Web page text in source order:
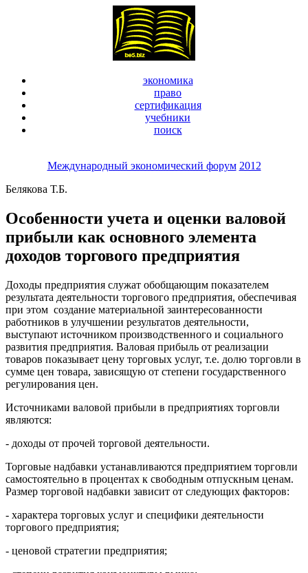
экономика
право
сертификация
учебники
поиск
Международный экономический форум 2012
Белякова Т.Б.
Особенности учета и оценки валовой
прибыли как основного элемента
доходов торгового предприятия
Доходы предприятия служат обобщающим показателем
результата деятельности торгового предприятия, обеспечивая
при этом создание материальной заинтересованности
работников в улучшении результатов деятельности,
выступают источником производственного и социального
развития предприятия. Валовая прибыль от реализации
товаров показывает цену торговых услуг, т.е. долю торговли в
сумме цен товара, зависящую от степени государственного
регулирования цен.
Источниками валовой прибыли в предприятиях торговли
являются:
- доходы от прочей торговой деятельности.
Торговые надбавки устанавливаются предприятием торговли
самостоятельно в процентах к свободным отпускным ценам.
Размер торговой надбавки зависит от следующих факторов:
- характера торговых услуг и специфики деятельности
торгового предприятия;
- ценовой стратегии предприятия;